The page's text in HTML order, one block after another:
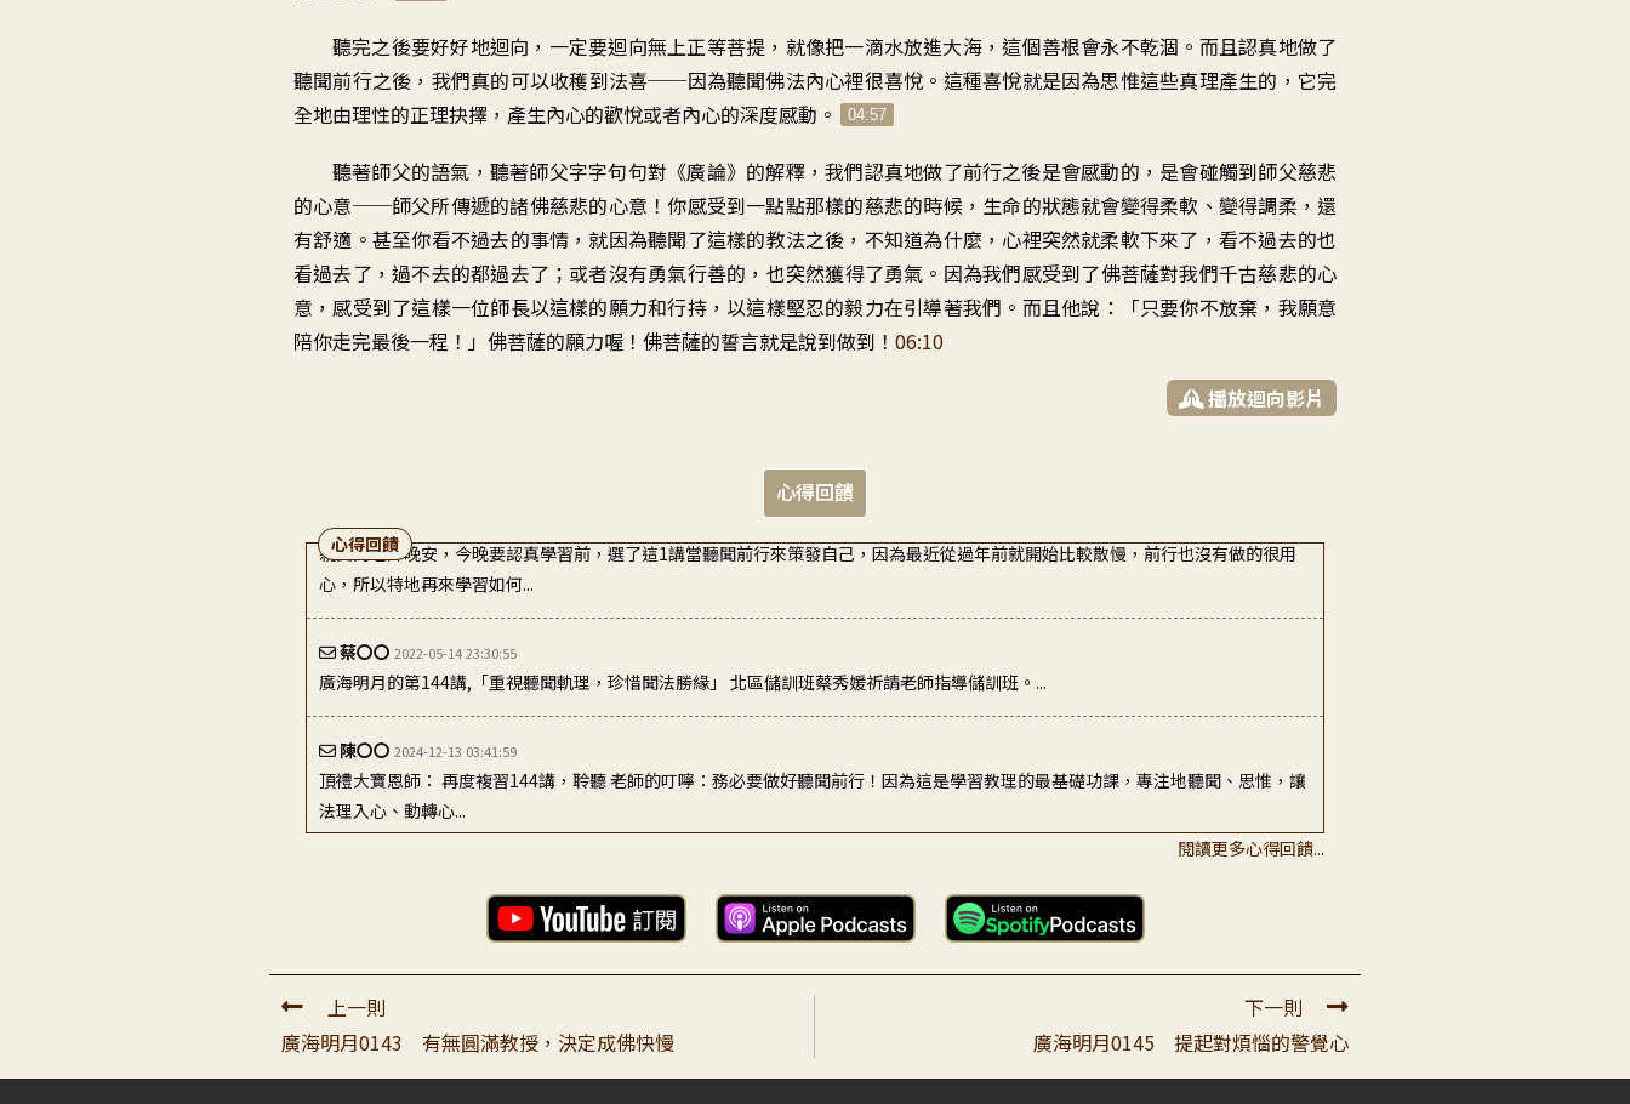
聽完之後要好好地迴向 ， 一定要迴向無上正等菩提 ， 就像把一滴水放進大海， 這個善根會永不乾涸 。 而且認真地做了
聽聞前行之後 ， 我們真的可以收穫到法喜──因為聽聞佛法內心裡很喜悅 。 這種喜悅就是因為思惟這些真理產生的 ， 它完
全地由理性的正理抉擇 ， 產生內心的歡悅或者內心的深度感動 。 04:57
聽著師父的語氣 ， 聽著師父字字句句對 《廣論》的解釋，我們認真地做了前行之後是會感動的 ， 是會碰觸到師父慈悲
的心意──師父所傳遞的諸佛慈悲的心意 ！你感受到一點點那樣的慈悲的時候 ， 生命的狀態就會變得柔軟 、 變得調柔 ，還
有舒適 。 甚至你看不過去的事情 ，就因為聽聞了這樣的教法之後 ， 不知道為什麼 ， 心裡突然就柔軟下來了 ， 看不過去的也
看過去了 ，過不去的都過去了 ； 或者沒有勇氣行善的 ， 也突然獲得了勇氣 。 因為我們感受到了佛菩薩對我們千古慈悲的心
意 ，感受到了這樣一位師長以這樣的願力和行持， 以這樣堅忍的毅力在引導著我們 。 而且他說 ：「只要你不放棄 ， 我願意
陪你走完最後一程 ！」 佛菩薩的願力喔 ！ 佛菩薩的誓言就是說到做到 ！ 06:10
播放迴向影片
心得回饋
蔡〇〇2022-05-14 23:30:55
陳〇〇2024-12-13 03:41:59
吳〇〇 2025-10-15 09:15:44
思念老師 弟子初次當班長，明晚將上廣論第一堂課。回想當初自己並不明白為何學習經典還要從聽聞軌理開始，只覺得廣論的文字吸
2025-02-06 09:46:58
心得回饋
閱讀更多心得回饋...
上一則
廣海明月0143 有無圓滿教授，決定成佛快慢
下一則
廣海明月0145 提起對煩惱的警覺心